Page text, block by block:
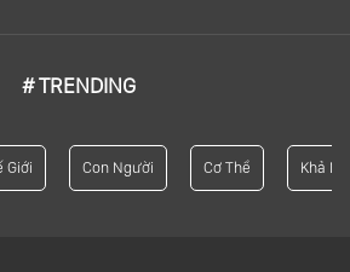
# TRENDING
Con Người Cơ Thể Khả Năng